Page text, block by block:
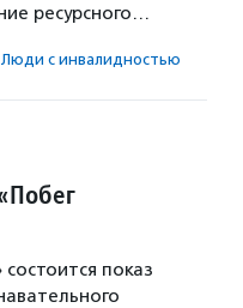
ресурсного…
Люди с инвалидностью
показ